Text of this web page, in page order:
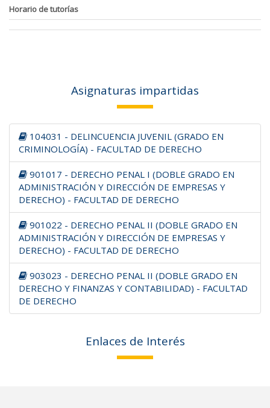
Horario de tutorías
Asignaturas impartidas
104031 - DELINCUENCIA JUVENIL (GRADO EN
CRIMINOLOGÍA) - FACULTAD DE DERECHO
901017 - DERECHO PENAL I (DOBLE GRADO EN
ADMINISTRACIÓN Y DIRECCIÓN DE EMPRESAS Y
DERECHO) - FACULTAD DE DERECHO
901022 - DERECHO PENAL II (DOBLE GRADO EN
ADMINISTRACIÓN Y DIRECCIÓN DE EMPRESAS Y
DERECHO) - FACULTAD DE DERECHO
903023 - DERECHO PENAL II (DOBLE GRADO EN
DERECHO Y FINANZAS Y CONTABILIDAD) - FACULTAD
DE DERECHO
Enlaces de Interés